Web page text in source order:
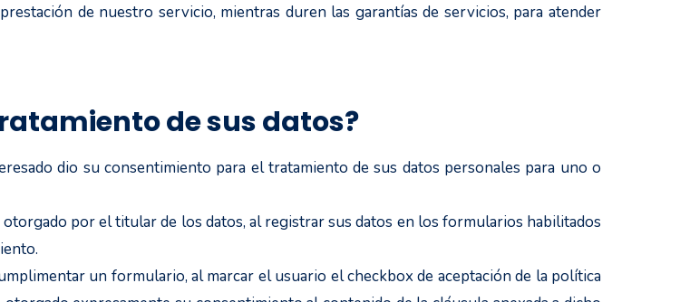
de nuestro servicio, mientras duren las garantías de servicios, para atender
de sus datos?
dio su consentimiento para el tratamiento de sus datos personales para uno o
por el titular de los datos, al registrar sus datos en los formularios habilitados
un formulario, al marcar el usuario el checkbox de aceptación de la política